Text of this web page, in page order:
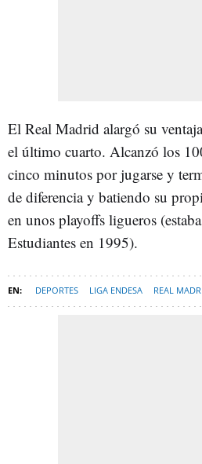
El Real Madrid alargó su
el último cuarto. Alcanzó los
cinco minutos por jugarse y
de diferencia y batiendo su
en unos playoffs ligueros
Estudiantes en 1995).
DEPORTES LIGA ENDESA REAL